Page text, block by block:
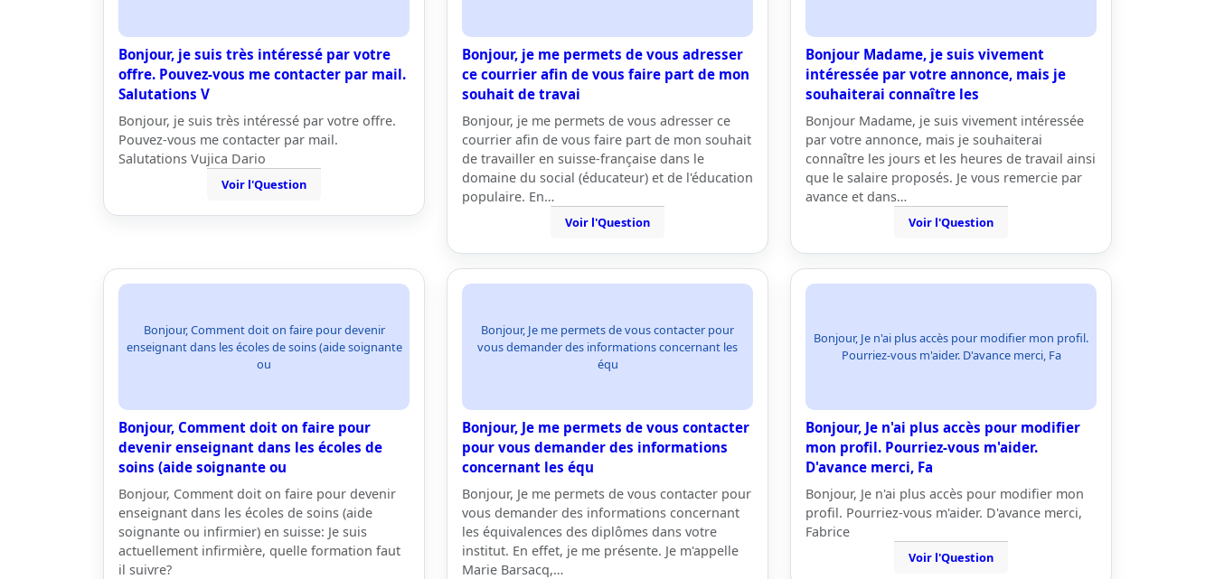
Bonjour, je suis très intéressé par votre
offre. Pouvez-vous me contacter par mail.
Salutations V
Bonjour, je suis très intéressé par votre offre.
Pouvez-vous me contacter par mail.
Salutations Vujica Dario
Voir l'Question
Bonjour, je me permets de vous adresser
ce courrier afin de vous faire part de mon
souhait de travai
Bonjour, je me permets de vous adresser ce
courrier afin de vous faire part de mon souhait
de travailler en suisse-française dans le
domaine du social (éducateur) et de l'éducation
populaire. En…
Voir l'Question
Bonjour Madame, je suis vivement
intéressée par votre annonce, mais je
souhaiterai connaître les
Bonjour Madame, je suis vivement intéressée
par votre annonce, mais je souhaiterai
connaître les jours et les heures de travail ainsi
que le salaire proposés. Je vous remercie par
avance et dans…
Voir l'Question
Bonjour, Comment doit on faire pour devenir
enseignant dans les écoles de soins (aide soignante
ou
Bonjour, Comment doit on faire pour
devenir enseignant dans les écoles de
soins (aide soignante ou
Bonjour, Comment doit on faire pour devenir
enseignant dans les écoles de soins (aide
soignante ou infirmier) en suisse: Je suis
actuellement infirmière, quelle formation faut
il suivre?
Bonjour, Je me permets de vous contacter pour
vous demander des informations concernant les
équ
Bonjour, Je me permets de vous contacter
pour vous demander des informations
concernant les équ
Bonjour, Je me permets de vous contacter pour
vous demander des informations concernant
les équivalences des diplômes dans votre
institut. En effet, je me présente. Je m'appelle
Marie Barsacq,…
Bonjour, Je n'ai plus accès pour modifier mon profil.
Pourriez-vous m'aider. D'avance merci, Fa
Bonjour, Je n'ai plus accès pour modifier
mon profil. Pourriez-vous m'aider.
D'avance merci, Fa
Bonjour, Je n'ai plus accès pour modifier mon
profil. Pourriez-vous m'aider. D'avance merci,
Fabrice
Voir l'Question